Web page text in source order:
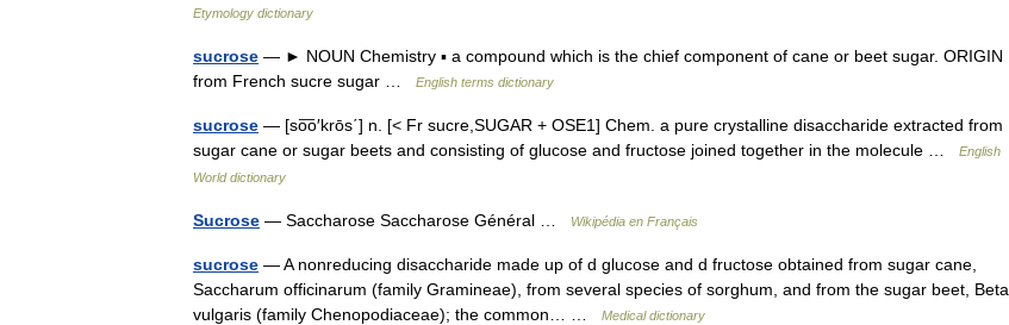
Etymology dictionary
sucrose — ► NOUN Chemistry ▪ a compound which is the chief component of cane or beet sugar. ORIGIN
from French sucre sugar …
English terms dictionary
sucrose — [so͞o′krōs΄] n. [< Fr sucre,SUGAR + OSE1] Chem. a pure crystalline disaccharide extracted from
sugar cane or sugar beets and consisting of glucose and fructose joined together in the molecule …
English
World dictionary
Sucrose — Saccharose Saccharose Général … Wikipédia en Français
sucrose — A nonreducing disaccharide made up of d glucose and d fructose obtained from sugar cane,
Saccharum officinarum (family Gramineae), from several species of sorghum, and from the sugar beet, Beta
vulgaris (family Chenopodiaceae); the common… …
Medical dictionary